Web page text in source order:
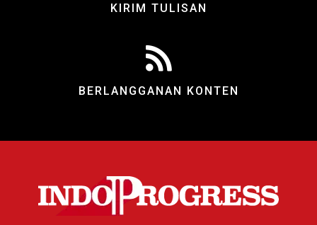
KIRIM TULISAN
BERLANGGANAN KONTEN